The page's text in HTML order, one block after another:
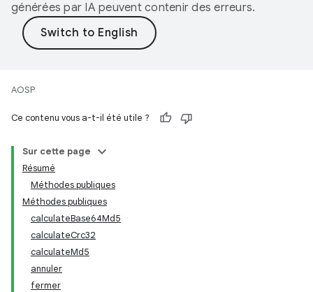
générées par IA peuvent contenir des erreurs.
AOSP
Ce contenu vous a-t-il été utile ?
Sur cette page
Résumé
Méthodes publiques
Méthodes publiques
calculateBase64Md5
calculateCrc32
calculateMd5
annuler
fermer